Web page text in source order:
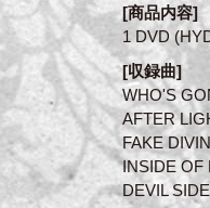
[商品内容]
1 DVD
[収録曲]
WHO'S
AFTER
FAKE
INSIDE OF
DEVIL SIDE